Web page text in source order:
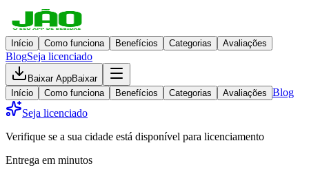
Início Como funciona Benefícios Categorias Avaliações
BlogSeja licenciado
Baixar AppBaixar
Início
Como funciona Benefícios Categorias Avaliações Blog
Seja licenciado
Verifique se a sua cidade está disponível para licenciamento
Entrega em minutos